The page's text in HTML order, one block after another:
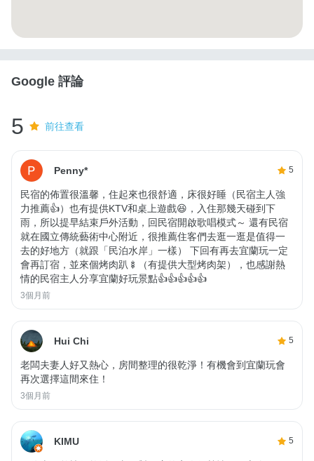
Google 評論
5 前往查看
Penny* 5
民宿的佈置很溫馨，住起來也很舒適，床很好睡（民宿主人強
力推薦👍）也有提供KTV和桌上遊戲😆，入住那幾天碰到下
雨，所以提早結束戶外活動，回民宿開啟歌唱模式～ 還有民宿
就在國立傳統藝術中心附近，很推薦住客們去逛一逛是值得一
去的好地方（就跟「民泊水岸」一樣） 下回有再去宜蘭玩一定
會再訂宿，並來個烤肉趴🍢（有提供大型烤肉架），也感謝熱
情的民宿主人分享宜蘭好玩景點👍👍👍👍👍
3個月前
Hui Chi 5
老闆夫妻人好又熱心，房間整理的很乾淨！有機會到宜蘭玩會
再次選擇這間來住！
3個月前
KIMU 5